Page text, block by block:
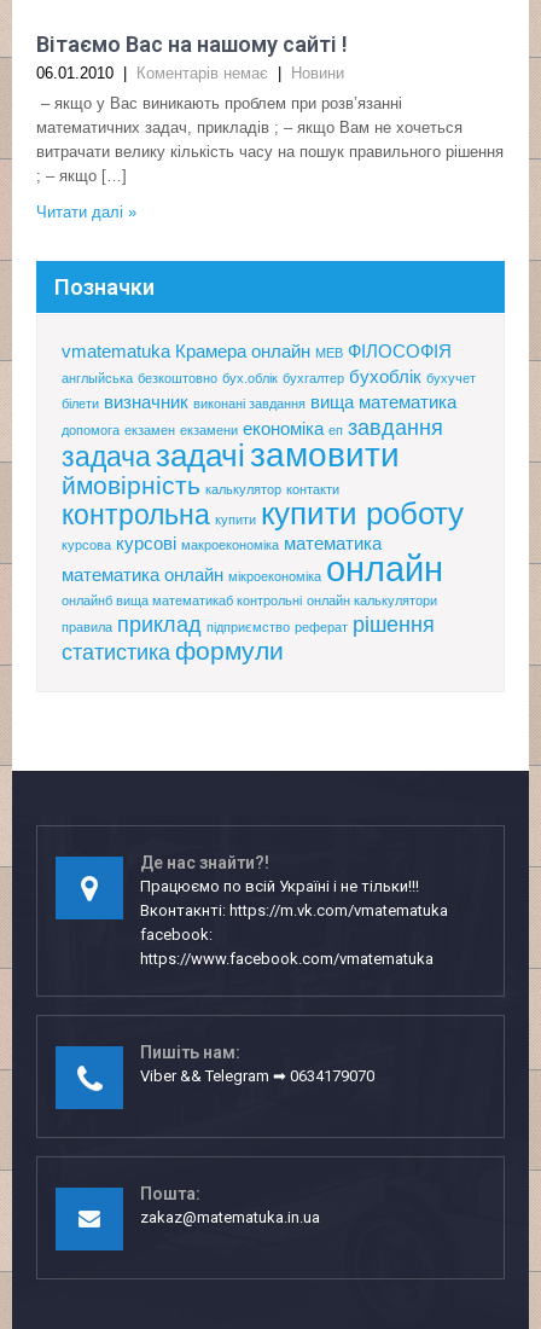
Вітаємо Вас на нашому сайті !
06.01.2010 Коментарів немає
Новини
– якщо у Вас виникають проблем при розв’язанні
математичних задач, прикладів ; – якщо Вам не хочеться
витрачати велику кількість часу на пошук правильного рішення
; – якщо […]
Читати далі »
Позначки
vmatematuka Крамера онлайн МЕВ ФІЛОСОФІЯ
англыйська безкоштовно бух.облік бухгалтер бухоблік бухучет
білети визначник виконані завдання вища математика
допомога екзамен екзамени економіка еп завдання
задачазадачі замовити
ймовірність калькулятор контакти
контрольна купити купити роботу
курсова курсові макроекономіка математика
математика онлайн мікроекономіка онлайн
онлайнб вища математикаб контрольні онлайн калькулятори
правила приклад підприємство реферат рішення
статистика формули
Де нас знайти?!
Працюємо по всій Україні і не тільки!!!
Вконтакнті: https://m.vk.com/vmatematuka
facebook:
https://www.facebook.com/vmatematuka
Пишіть нам:
Viber && Telegram ➡ 0634179070
Пошта:
zakaz@matematuka.in.ua